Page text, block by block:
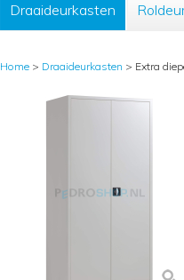
Draaideurkasten
Home > Draaideurkasten > Extra